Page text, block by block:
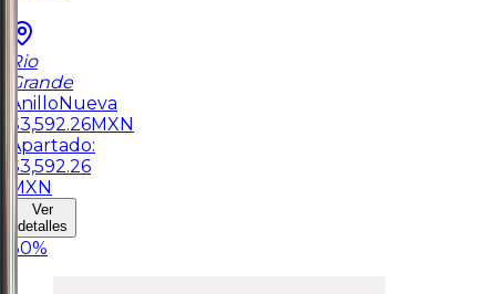
Rio
Grande
AnilloNueva
$3,592.26MXN
Apartado:
$3,592.26
MXN
Ver
detalles
30%